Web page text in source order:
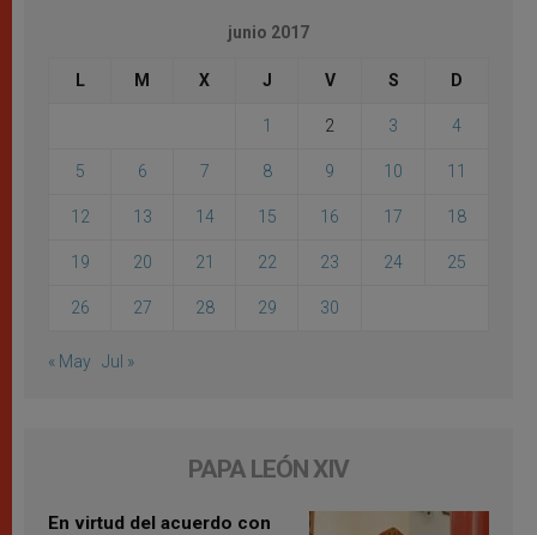
junio 2017
L M X J V S D
1 2 3 4
5 6 7 8 9 10 11
12 13 14 15 16 17 18
19 20 21 22 23 24 25
26 27 28 29 30
« May Jul »
PAPA LEÓN XIV
En virtud del acuerdo con